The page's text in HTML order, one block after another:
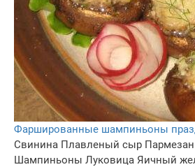
Фаршированные шампиньоны
Свинина Плавленый сыр Пармезан
Шампиньоны Луковица Яичный